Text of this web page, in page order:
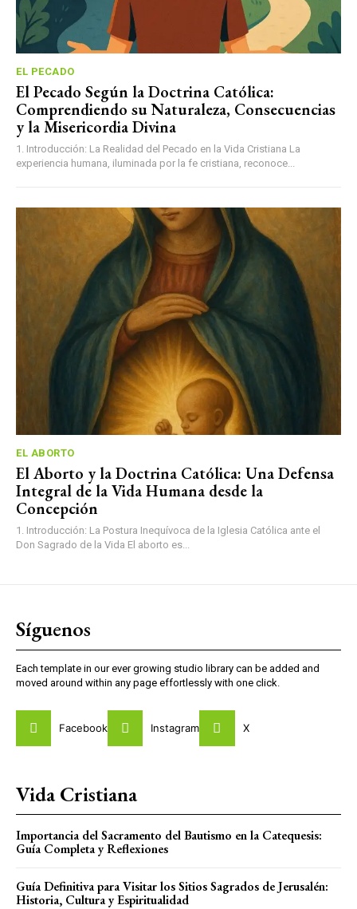
EL PECADO
El Pecado Según la Doctrina Católica:
Comprendiendo su Naturaleza, Consecuencias
y la Misericordia Divina
1. Introducción: La Realidad del Pecado en la Vida Cristiana La
experiencia humana, iluminada por la fe cristiana, reconoce...
EL ABORTO
El Aborto y la Doctrina Católica: Una Defensa
Integral de la Vida Humana desde la
Concepción
1. Introducción: La Postura Inequívoca de la Iglesia Católica ante el
Don Sagrado de la Vida El aborto es...
Síguenos
Each template in our ever growing studio library can be added and
moved around within any page effortlessly with one click.
Facebook Instagram X
Vida Cristiana
Importancia del Sacramento del Bautismo en la Catequesis:
Guía Completa y Reflexiones
Guía Definitiva para Visitar los Sitios Sagrados de Jerusalén:
Historia, Cultura y Espiritualidad